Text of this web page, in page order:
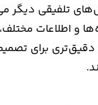
تلفیقی دیگر
و اطلاعات
دقیق‌تری برای